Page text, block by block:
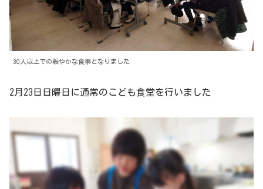
30人以上での賑やかな食事となりました
2月23日日曜日に通常のこども食堂を行いました